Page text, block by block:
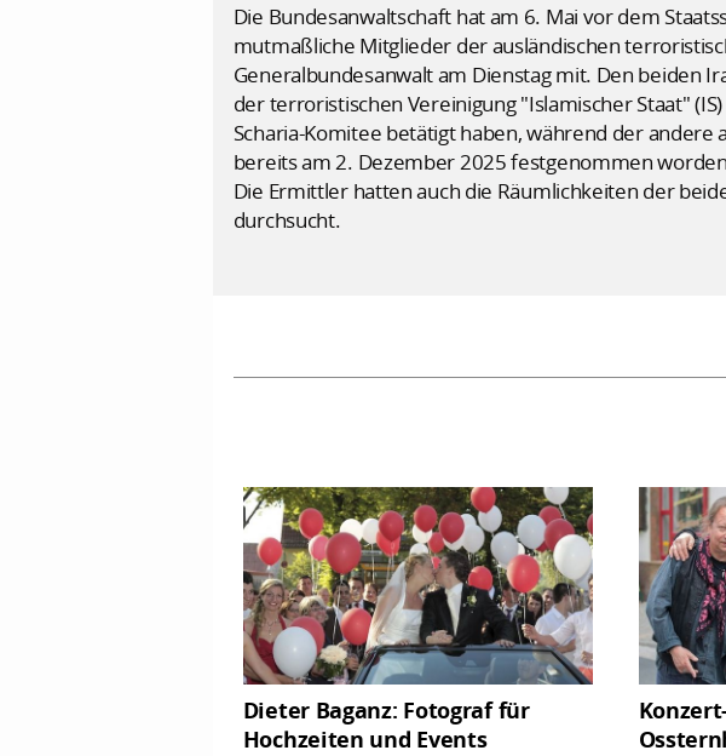
Die Bundesanwaltschaft hat am 6. Mai vor dem
mutmaßliche Mitglieder der ausländischen
Generalbundesanwalt am Dienstag mit. Den beiden
der terroristischen Vereinigung "Islamischer Staat"
Scharia-Komitee betätigt haben, während der
bereits am 2. Dezember 2025 festgenommen
Die Ermittler hatten auch die Räumlichkeiten der
durchsucht.
Dieter Baganz: Fotograf für
Hochzeiten und Events